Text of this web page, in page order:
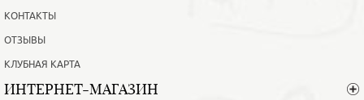
КОНТАКТЫ
ОТЗЫВЫ
КЛУБНАЯ КАРТА
ИНТЕРНЕТ-МАГАЗИН